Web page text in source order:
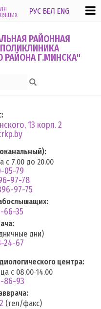
РУС БЕЛ ENG
РАЙОННАЯ
РАЙОНА Г.МИНСКА"
13 корп. 2
с 7.00 до 20.00
05-79
97-78
97-75
66-35
дни)
24-67
центра:
с 08.00-14.00
86-93
(тел/факс)